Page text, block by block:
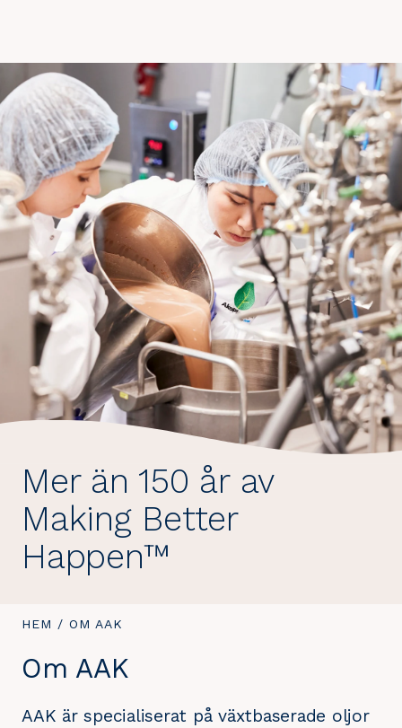
Mer än 150 år av
Making Better
Happen™
DU
HÄR:
HEM / DU
HÄR:
OM AAK
Om AAK
AAK är specialiserat på växtbaserade oljor